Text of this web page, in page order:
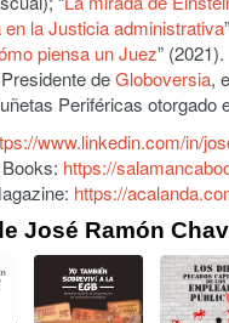
en la Justicia administrativa
piensa un Juez” (2021).
deGloboversia,
Periféricas
www.linkedin.com/in/
https://
https://
José Ramón